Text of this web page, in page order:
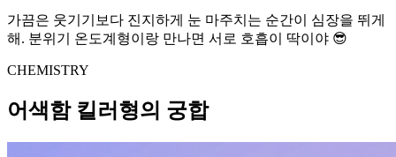
가끔은 웃기기보다 진지하게 눈 마주치는 순간이 심장을 뛰게
해. 분위기 온도계형이랑 만나면 서로 호흡이 딱이야 😎
CHEMISTRY
어색함 킬러형의 궁합